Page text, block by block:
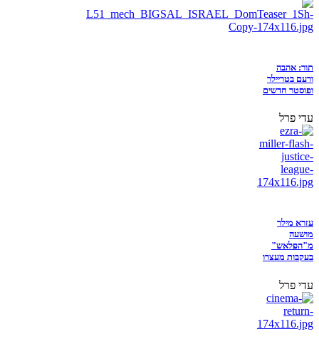
תור: אהבה
ורעם בטריילר
ופוסטר חדשים
עדי פרל
עזרא מילר
מושעה
מ"הפלאש"
בעקבות מעצרו
עדי פרל